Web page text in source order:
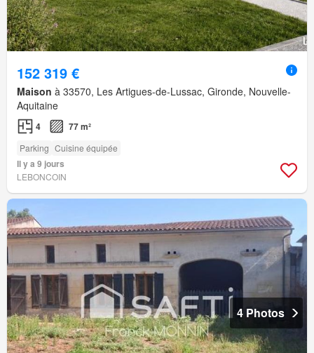
152 319 €
Maison à 33570, Les Artigues-de-Lussac, Gironde, Nouvelle-
Aquitaine
4 77 m²
Parking Cuisine équipée
Il y a 9 jours
LEBONCOIN
4 Photos